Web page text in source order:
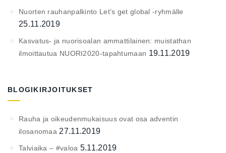
Nuorten rauhanpalkinto Let’s get global -ryhmälle
25.11.2019
Kasvatus- ja nuorisoalan ammattilainen: muistathan
ilmoittautua NUORI2020-tapahtumaan 19.11.2019
BLOGIKIRJOITUKSET
Rauha ja oikeudenmukaisuus ovat osa adventin
ilosanomaa 27.11.2019
Talviaika – #valoa 5.11.2019